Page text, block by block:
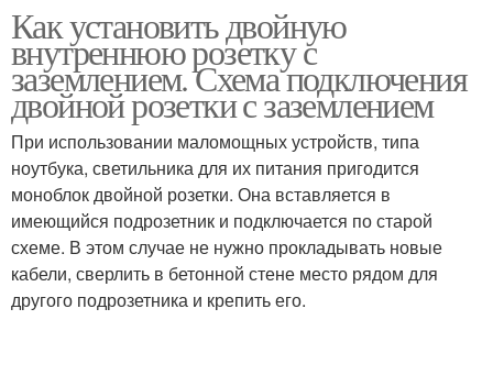
Как установить двойную
внутреннюю розетку с
заземлением. Схема подключения
двойной розетки с заземлением
При использовании маломощных устройств, типа
ноутбука, светильника для их питания пригодится
моноблок двойной розетки. Она вставляется в
имеющийся подрозетник и подключается по старой
схеме. В этом случае не нужно прокладывать новые
кабели, сверлить в бетонной стене место рядом для
другого подрозетника и крепить его.